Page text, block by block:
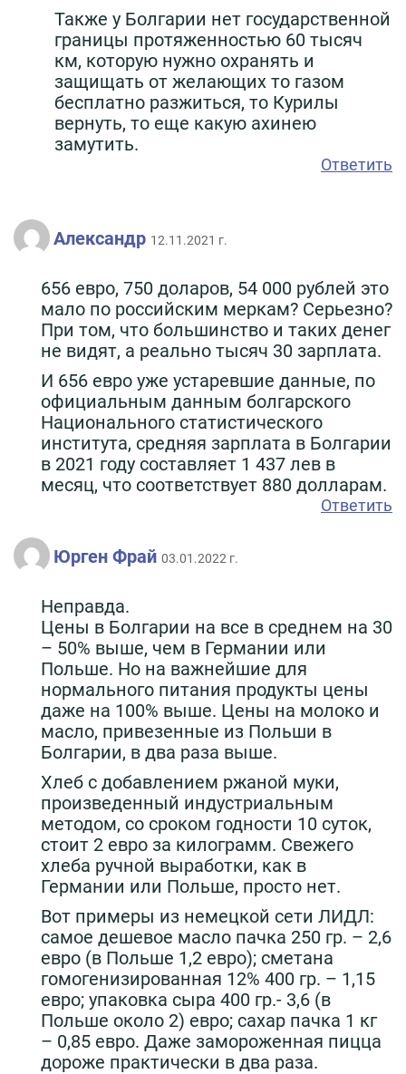
Также у Болгарии нет государственной
границы протяженностью 60 тысяч
км, которую нужно охранять и
защищать от желающих то газом
бесплатно разжиться, то Курилы
вернуть, то еще какую ахинею
замутить.
Ответить
Александр 12.11.2021 г.
656 евро, 750 доларов, 54 000 рублей это
мало по российским меркам? Серьезно?
При том, что большинство и таких денег
не видят, а реально тысяч 30 зарплата.
И 656 евро уже устаревшие данные, по
официальным данным болгарского
Национального статистического
института, средняя зарплата в Болгарии
в 2021 году составляет 1 437 лев в
месяц, что соответствует 880 долларам.
Ответить
Юрген Фрай 03.01.2022 г.
Неправда.
Цены в Болгарии на все в среднем на 30
– 50% выше, чем в Германии или
Польше. Но на важнейшие для
нормального питания продукты цены
даже на 100% выше. Цены на молоко и
масло, привезенные из Польши в
Болгарии, в два раза выше.
Хлеб с добавлением ржаной муки,
произведенный индустриальным
методом, со сроком годности 10 суток,
стоит 2 евро за килограмм. Свежего
хлеба ручной выработки, как в
Германии или Польше, просто нет.
Вот примеры из немецкой сети ЛИДЛ:
самое дешевое масло пачка 250 гр. – 2,6
евро (в Польше 1,2 евро); сметана
гомогенизированная 12% 400 гр. – 1,15
евро; упаковка сыра 400 гр.- 3,6 (в
Польше около 2) евро; сахар пачка 1 кг
– 0,85 евро. Даже замороженная пицца
дороже практически в два раза.